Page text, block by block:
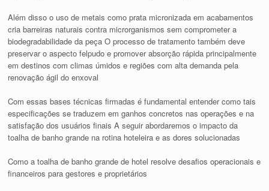
Além disso o uso de metais como prata micronizada em acabamentos
cria barreiras naturais contra microrganismos sem comprometer a
biodegradabilidade da peça O processo de tratamento também deve
preservar o aspecto felpudo e promover absorção rápida principalmente
em destinos com climas úmidos e regiões com alta demanda pela
renovação ágil do enxoval
Com essas bases técnicas firmadas é fundamental entender como tais
especificações se traduzem em ganhos concretos nas operações e na
satisfação dos usuários finais A seguir abordaremos o impacto da
toalha de banho grande na rotina hoteleira e as dores solucionadas
Como a toalha de banho grande de hotel resolve desafios operacionais e
financeiros para gestores e proprietários